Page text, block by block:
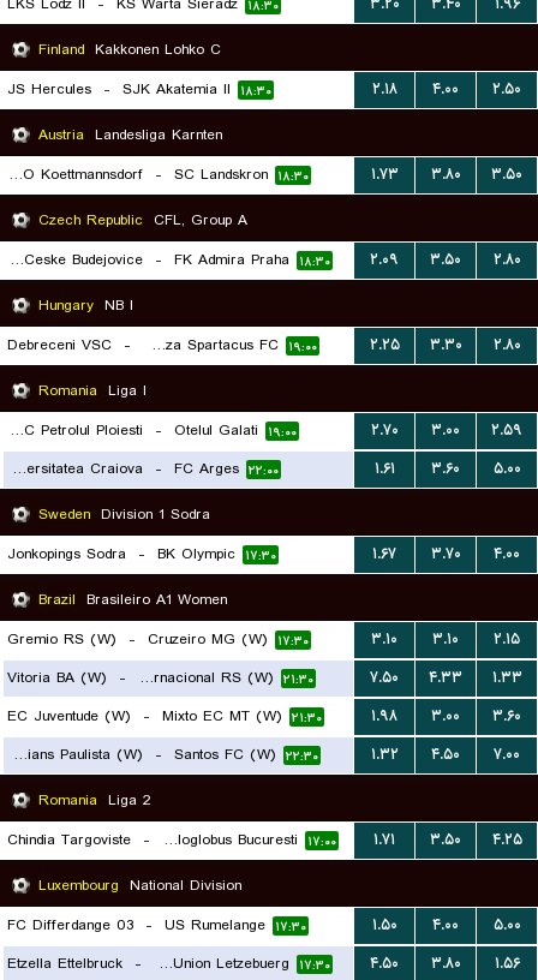
۱۸:۳۰
Finland Kakkonen Lohko C
JS Hercules - SJK Akatemia II ۱۸:۳۰ ۲.۱۸ ۴.۰۰
۲.۵۰
Austria Landesliga Karnten
ASKO Koettmannsdorf
- SC Landskron ۱۸:۳۰ ۱.۷۳ ۳.۸۰
۳.۵۰
Czech Republic CFL, Group A
Dynamo Ceske Budejovice
- FK Admira Praha ۱۸:۳۰ ۲.۰۹ ۳.۵۰
۲.۸۰
Hungary NB I
Debreceni VSC - Nyiregyhaza Spartacus FC ۱۹:۰۰ ۲.۲۵ ۳.۳۰
۲.۸۰
Romania Liga I
SC FC Petrolul Ploiesti
- Otelul Galati ۱۹:۰۰ ۲.۷۰ ۳.۰۰
۲.۵۹
Universitatea Craiova
- FC Arges ۲۲:۰۰ ۱.۶۱ ۳.۶۰
۵.۰۰
Sweden Division 1 Sodra
Jonkopings Sodra - BK Olympic ۱۷:۳۰ ۱.۶۷ ۳.۷۰
۴.۰۰
Brazil Brasileiro A1 Women
Gremio RS (W) - Cruzeiro MG (W) ۱۷:۳۰ ۳.۱۰ ۳.۱۰
۲.۱۵
Vitoria BA (W) - SC Internacional RS (W) ۲۱:۳۰ ۷.۵۰ ۴.۳۳
۱.۳۳
EC Juventude (W) - Mixto EC MT (W) ۲۱:۳۰ ۱.۹۸ ۳.۰۰
۳.۶۰
Corinthians Paulista (W)
- Santos FC (W) ۲۲:۳۰ ۱.۳۲ ۴.۵۰
۷.۰۰
Romania Liga 2
Chindia Targoviste - Metaloglobus Bucuresti ۱۷:۰۰ ۱.۷۱ ۳.۵۰
۴.۲۵
Luxembourg National Division
FC Differdange 03 - US Rumelange ۱۷:۳۰ ۱.۵۰ ۴.۰۰
۵.۰۰
Etzella Ettelbruck - Racing FC Union Letzebuerg ۱۷:۳۰ ۴.۵۰ ۳.۸۰
۱.۵۶